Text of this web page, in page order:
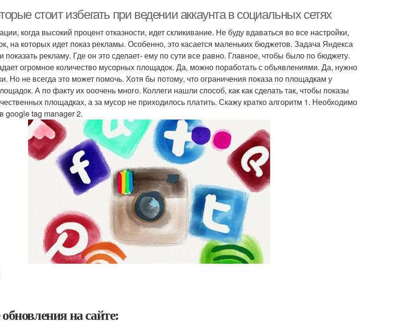
стоит избегать при ведении аккаунта в социальных сетях
когда высокий процент отказности, идет скликивание. Не буду вдаваться во все настройки,
на которых идет показ рекламы. Особенно, это касается маленьких бюджетов. Задача Яндекса
рекламу. Где он это сделает- ему по сути все равно. Главное, чтобы было по бюджету.
огромное количество мусорных площадок. Да, можно поработать с объявлениями. Да, нужно
Но не всегда это может помочь. Хотя бы потому, что ограничения показа по площадкам у
А по факту их ооочень много. Коллеги нашли способ, как как сделать так, чтобы показы
площадках, а за мусор не приходилось платить. Скажу кратко алгоритм 1. Необходимо
google tag manager 2.
на сайте: